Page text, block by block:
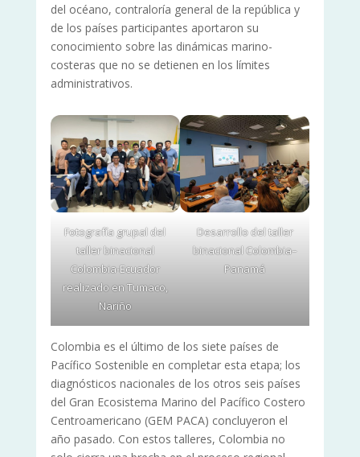
del océano, contraloría general de la república y
de los países participantes aportaron su
conocimiento sobre las dinámicas marino-
costeras que no se detienen en los límites
administrativos.
Fotografía grupal del
taller binacional
Colombia-Ecuador
realizado en Tumaco,
Nariño
Desarrollo del taller
binacional Colombia–
Panamá
Colombia es el último de los siete países de
Pacífico Sostenible en completar esta etapa; los
diagnósticos nacionales de los otros seis países
del Gran Ecosistema Marino del Pacífico Costero
Centroamericano (GEM PACA) concluyeron el
año pasado. Con estos talleres, Colombia no